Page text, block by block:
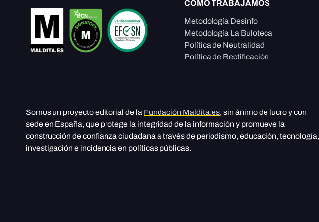
CÓMO TRABAJAMOS
Metodología Desinfo
Metodología La Buloteca
Política de Neutralidad
Política de Rectificación
Somos un proyecto editorial de la Fundación Maldita.es, sin ánimo de lucro y con
sede en España, que protege la integridad de la información y promueve la
construcción de confianza ciudadana a través de periodismo, educación, tecnología,
investigación e incidencia en políticas públicas.